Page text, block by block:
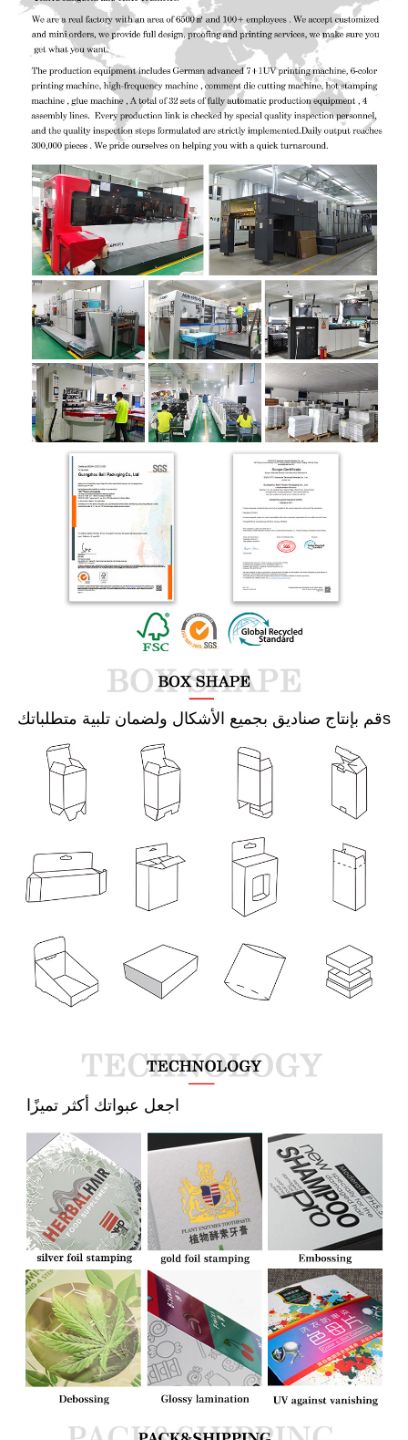
قم بإنتاج صناديق بجميع الأشكال ولضمان تلبية متطلباتكs
  اجعل عبواتك أكثر تميزًا